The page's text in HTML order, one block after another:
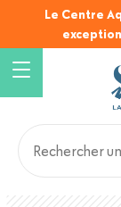
contenu
principal
Le Centre